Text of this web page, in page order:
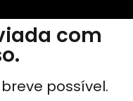
com
possível.